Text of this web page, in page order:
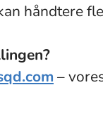
håndtere
–